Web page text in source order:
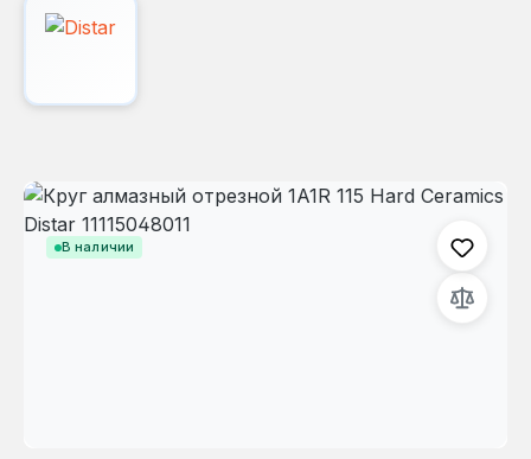
В наличии
Пропустить галерею изображений